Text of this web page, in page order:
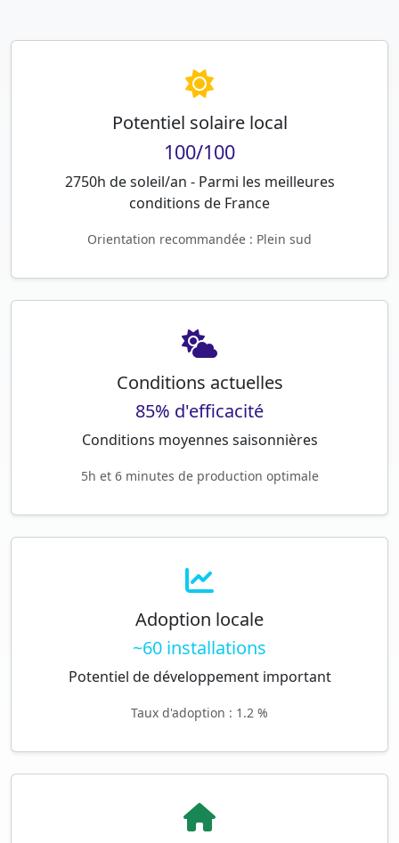
Potentiel solaire local
100/100
2750h de soleil/an - Parmi les meilleures
conditions de France
Orientation recommandée : Plein sud
Conditions actuelles
85% d'efficacité
Conditions moyennes saisonnières
5h et 6 minutes de production optimale
Adoption locale
~60 installations
Potentiel de développement important
Taux d'adoption : 1.2 %